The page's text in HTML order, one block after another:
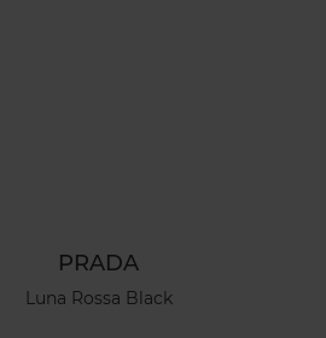
PRADA
Luna Rossa Black